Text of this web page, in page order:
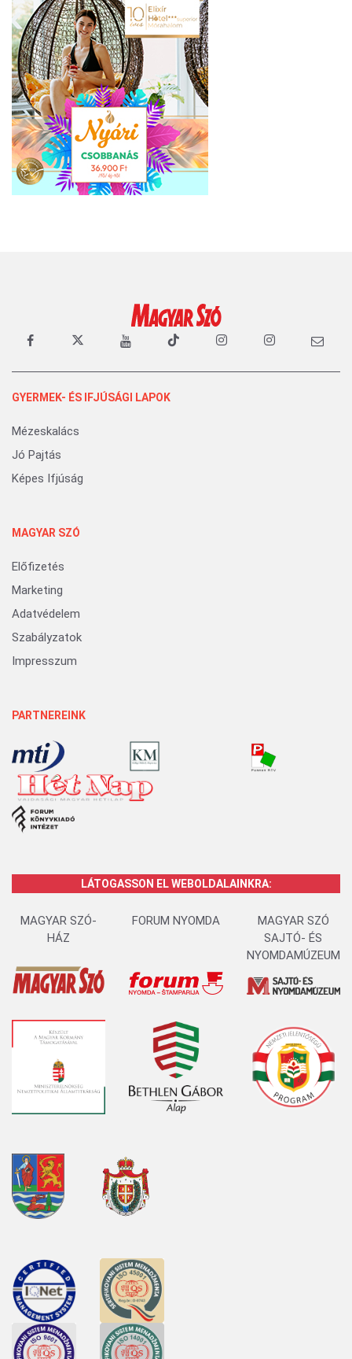
GYERMEK- ÉS IFJÚSÁGI LAPOK
Mézeskalács
Jó Pajtás
Képes Ifjúság
MAGYAR SZÓ
Előfizetés
Marketing
Adatvédelem
Szabályzatok
Impresszum
PARTNEREINK
LÁTOGASSON EL WEBOLDALAINKRA:
MAGYAR SZÓ-
HÁZ
FORUM NYOMDA
MAGYAR SZÓ
SAJTÓ- ÉS
NYOMDAMÚZEUM